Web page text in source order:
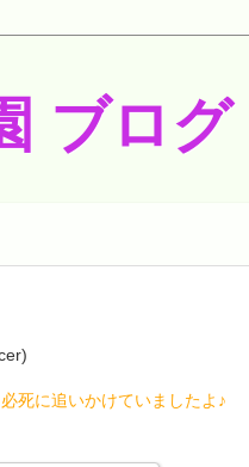
ブログ
死に追いかけていましたよ♪